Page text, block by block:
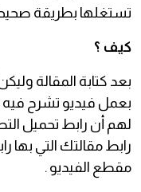
تستغلها بطريقة
كيف ؟
بعد كتابة المقالة
بعمل فيديو تشرح
لهم أن رابط تحميل
رابط مقالتك التي بها
مقطع الفيديو .